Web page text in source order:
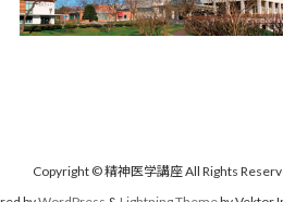
Copyright © 精神医学講座 All Rights